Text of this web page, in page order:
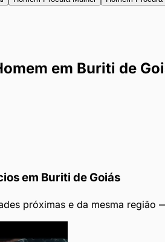
em Buriti de
em Buriti de Goiás
próximas e da mesma região